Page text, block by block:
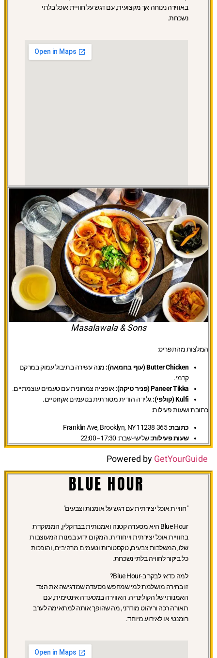
באווירה נינוחה אך מקצועית, עם דגש על חוויית אוכל בלתי
נשכחת.
Masalawala & Sons
המלצות מהתפריט:
Butter Chicken (עוף בחמאה):
מנה עשירה בתיבול עמוק במרקם
קרמי.
Paneer Tikka (פניר טיקה):
אופציה צמחונית עם טעמים עוצמתיים.
Kulfi (קולפי):
גלידה הודית מסורתית בטעמים אקזוטיים.
כתובת ושעות פעילות:
כתובת:365 Franklin Ave, Brooklyn, NY 11238
שעות פעילות:שלישי-שבת: 17:30–22:00
Powered byGetYourGuide
BLUE HOUR
"חוויית אוכל יצירתית עם דגש על אומנות וצבעים"
Blue Hour היא מסעדה קטנה ואמנותית בברוקלין, הממוקדת
בחוויית אוכל יצירתית וייחודית. המקום ידוע במנות המעוצבות
שלו, המשלבות צבעים, טקסטורות וטעמים מרהיבים, והופכות
כל ביקור לחוויה בלתי נשכחת.
למה כדאי לבקר ב-Blue Hour?
זו בחירה מושלמת למי שמחפש מסעדה שמדגישה את הצד
האמנותי של הקולינריה. האווירה במסעדה אינטימית, עם
תאורה רכה וריהוט מודרני, מה שהופך אותה למתאימה לערב
רומנטי או לאירוע מיוחד.